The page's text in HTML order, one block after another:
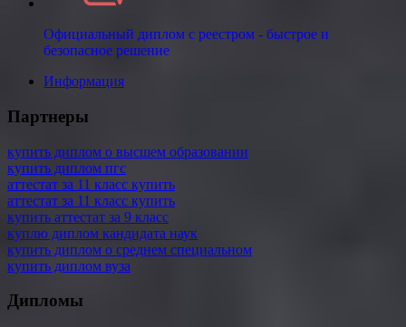
Официальный диплом с реестром - быстрое и
безопасное решение
Информация
Партнеры
купить диплом о высшем образовании
купить диплом пгс
аттестат за 11 класс купить
аттестат за 11 класс купить
купить аттестат за 9 класс
куплю диплом кандидата наук
купить диплом о среднем специальном
купить диплом вуза
Дипломы